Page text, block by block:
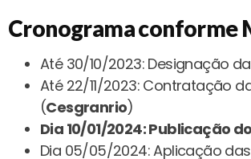
Cronogramaconforme
Até 30/10/2023: Designação
Até 22/11/2023: Contratação
(Cesgranrio)
Dia 10/01/2024: Publicação
Dia 05/05/2024: Aplicação